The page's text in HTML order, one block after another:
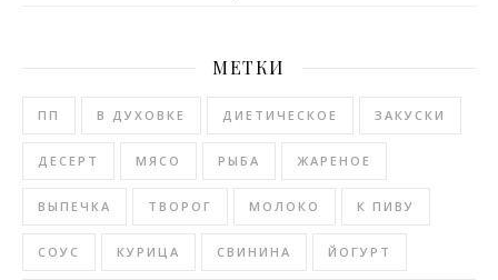
МЕТКИ
ПП В ДУХОВКЕ ДИЕТИЧЕСКОЕ ЗАКУСКИ
ДЕСЕРТ МЯСО РЫБА ЖАРЕНОЕ
ВЫПЕЧКА ТВОРОГ МОЛОКО К ПИВУ
СОУС КУРИЦА СВИНИНА ЙОГУРТ